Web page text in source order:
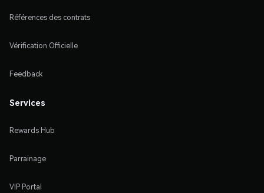
Références des contrats
Vérification Officielle
Feedback
Services
Rewards Hub
Parrainage
VIP Portal